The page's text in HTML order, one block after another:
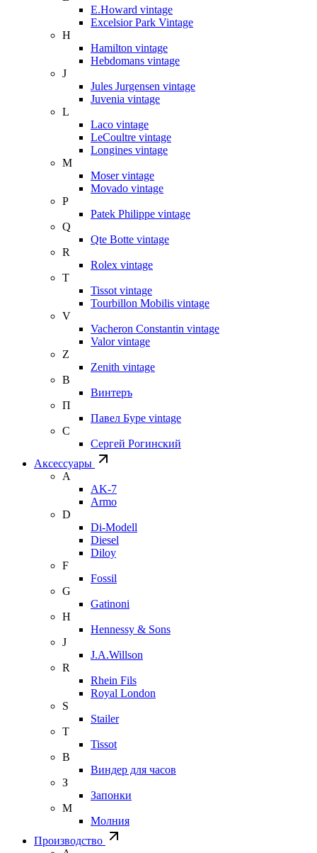
E.Howard vintage
Excelsior Park Vintage
H
Hamilton vintage
Hebdomans vintage
J
Jules Jurgensen vintage
Juvenia vintage
L
Laco vintage
LeCoultre vintage
Longines vintage
M
Moser vintage
Movado vintage
P
Patek Philippe vintage
Q
Qte Botte vintage
R
Rolex vintage
T
Tissot vintage
Tourbillon Mobilis vintage
V
Vacheron Constantin vintage
Valor vintage
Z
Zenith vintage
В
Винтеръ
П
Павел Буре vintage
С
Сергей Рогинский
Аксессуары
A
AK-7
Armo
D
Di-Modell
Diesel
Diloy
F
Fossil
G
Gatinoni
H
Hennessy & Sons
J
J.A.Willson
R
Rhein Fils
Royal London
S
Stailer
T
Tissot
В
Виндер для часов
З
Запонки
М
Молния
Производство